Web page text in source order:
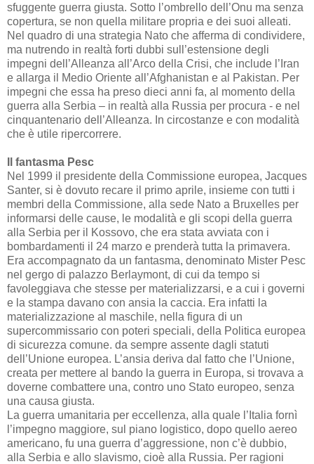
sfuggente guerra giusta. Sotto l’ombrello dell’Onu ma senza
copertura, se non quella militare propria e dei suoi alleati.
Nel quadro di una strategia Nato che afferma di condividere,
ma nutrendo in realtà forti dubbi sull’estensione degli
impegni dell’Alleanza all’Arco della Crisi, che include l’Iran
e allarga il Medio Oriente all’Afghanistan e al Pakistan. Per
impegni che essa ha preso dieci anni fa, al momento della
guerra alla Serbia – in realtà alla Russia per procura - e nel
cinquantenario dell’Alleanza. In circostanze e con modalità
che è utile ripercorrere.
Il fantasma Pesc
Nel 1999 il presidente della Commissione europea, Jacques
Santer, si è dovuto recare il primo aprile, insieme con tutti i
membri della Commissione, alla sede Nato a Bruxelles per
informarsi delle cause, le modalità e gli scopi della guerra
alla Serbia per il Kossovo, che era stata avviata con i
bombardamenti il 24 marzo e prenderà tutta la primavera.
Era accompagnato da un fantasma, denominato Mister Pesc
nel gergo di palazzo Berlaymont, di cui da tempo si
favoleggiava che stesse per materializzarsi, e a cui i governi
e la stampa davano con ansia la caccia. Era infatti la
materializzazione al maschile, nella figura di un
supercommissario con poteri speciali, della Politica europea
di sicurezza comune. da sempre assente dagli statuti
dell’Unione europea. L’ansia deriva dal fatto che l’Unione,
creata per mettere al bando la guerra in Europa, si trovava a
doverne combattere una, contro uno Stato europeo, senza
una causa giusta.
La guerra umanitaria per eccellenza, alla quale l’Italia fornì
l’impegno maggiore, sul piano logistico, dopo quello aereo
americano, fu una guerra d’aggressione, non c’è dubbio,
alla Serbia e allo slavismo, cioè alla Russia. Per ragioni